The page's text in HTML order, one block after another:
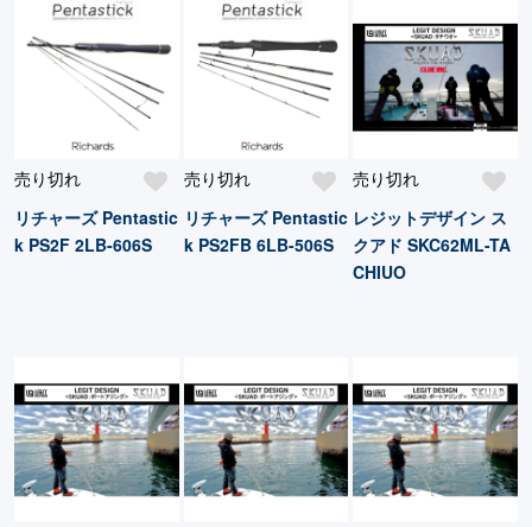
売り切れ
リチャーズ Pentastic
k PS2F 2LB-606S
売り切れ
リチャーズ Pentastic
k PS2FB 6LB-506S
売り切れ
レジットデザイン ス
クアド SKC62ML-TA
CHIUO